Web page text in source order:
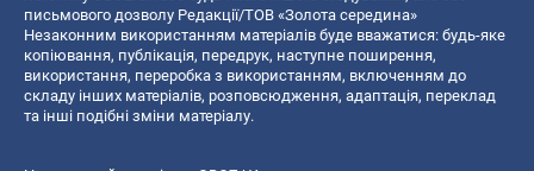
письмового дозволу Редакції/ТОВ «Золота середина»
Незаконним використанням матеріалів буде вважатися: будь-яке
копiювання, публiкацiя, передрук, наступне поширення,
використання, переробка з використанням, включенням до
складу інших матеріалів, розповсюдження, адаптація, переклад
та інші подібні зміни матеріалу.